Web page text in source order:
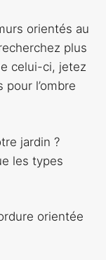
orientés au
plus
celui-ci, jetez
l’ombre
jardin ?
les types
orientée